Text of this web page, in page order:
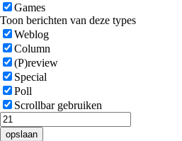
Games
Toon berichten van deze types
Weblog
Column
(P)review
Special
Poll
Scrollbar gebruiken
opslaan